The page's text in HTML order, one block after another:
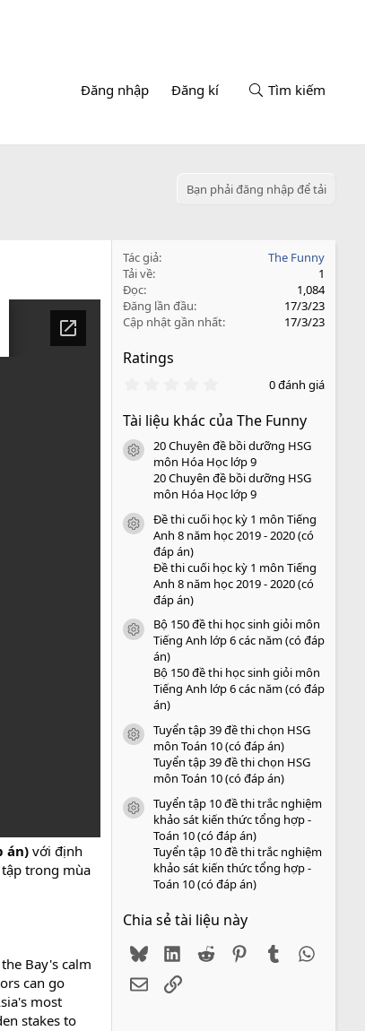
Đăng nhập Đăng kí Tìm kiếm
Bạn phải đăng nhập để tải
án) với định
trong mùa
Bay's calm
can go
most
stakes to
Tác giả
The Funny
Tải về
1
Đọc
1,084
Đăng lần đầu
17/3/23
Cập nhật gần nhất
17/3/23
Ratings
0
0
s
a
o
0 đánh giá
Tài liệu khác của The Funny
icon tài liệu
20 Chuyên đề bồi dưỡng HSG
môn Hóa Học lớp 9
20 Chuyên đề bồi dưỡng HSG
môn Hóa Học lớp 9
icon tài liệu
Đề thi cuối học kỳ 1 môn Tiếng
Anh 8 năm học 2019 - 2020 (có
đáp án)
Đề thi cuối học kỳ 1 môn Tiếng
Anh 8 năm học 2019 - 2020 (có
đáp án)
icon tài liệu
Bộ 150 đề thi học sinh giỏi môn
Tiếng Anh lớp 6 các năm (có đáp
án)
Bộ 150 đề thi học sinh giỏi môn
Tiếng Anh lớp 6 các năm (có đáp
án)
icon tài liệu
Tuyển tập 39 đề thi chọn HSG
môn Toán 10 (có đáp án)
Tuyển tập 39 đề thi chọn HSG
môn Toán 10 (có đáp án)
icon tài liệu
Tuyển tập 10 đề thi trắc nghiệm
khảo sát kiến thức tổng hợp -
Toán 10 (có đáp án)
Tuyển tập 10 đề thi trắc nghiệm
khảo sát kiến thức tổng hợp -
Toán 10 (có đáp án)
Chia sẻ tài liệu này
BlueskyLinkedIn
Reddit PinterestTumblr
EmailLink